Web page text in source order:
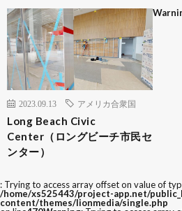
2023.09.13 アメリカ合衆国
Long Beach Civic
Center（ロングビーチ市民セ
ンター）
: Trying to access array offset on value of
/home/xs525443/project-app.net/
content/themes/lionmedia/single.php